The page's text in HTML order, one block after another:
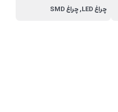
چراغ LED, چراغ SMD